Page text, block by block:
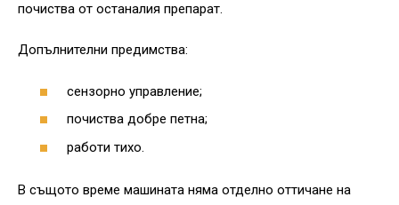
почиства от останалия препарат.
Допълнителни предимства:
сензорно управление;
почиства добре петна;
работи тихо.
В същото време машината няма отделно оттичане на